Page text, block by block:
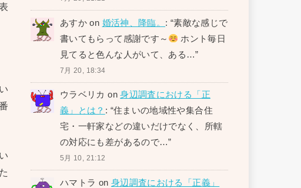
あすか on 婚活神、降臨。 : “素敵な感じで
書いてもらって感謝です～
ホント毎日
見てると色んな人がいて、ある…”
7月 20, 18:34
ウラベリカ on身辺調査における「正
義」とは？ : “住まいの地域性や集合住
宅・一軒家などの違いだけでなく、所轄
の対応にも差があるので…”
5月 10, 21:12
ハマトラ on 身辺調査における「正義」